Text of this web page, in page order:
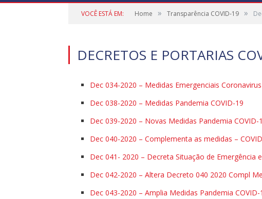
VOCÊ ESTÁ EM: Home » Transparência COVID-19 »
DECRETOS E PORTARIAS
Dec 034-2020 – Medidas Emergenciais
Dec 038-2020 – Medidas Pandemia COVID-19
Dec 039-2020 – Novas Medidas Pandemia COVID-
Dec 040-2020 – Complementa as medidas –
Dec 041- 2020 – Decreta Situação de Emergência
Dec 042-2020 – Altera Decreto 040 2020 Compl
Dec 043-2020 – Amplia Medidas Pandemia COVID-